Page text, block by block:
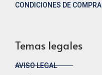
CONDICIONES DE COMPRA
Temas legales
AVISO LEGAL